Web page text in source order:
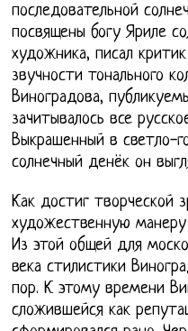
последовательной
посвящены богу Яриле
художника, писал
звучности тонального
Виноградова,
зачитывалось все
Выкрашенный в светло-
солнечный денёк он
Как достиг творческой
художественную
Из этой общей для
века стилистики
пор. К этому времени
сложившейся как